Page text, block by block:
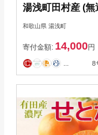
湯浅町田村産 (無
実サイズ混合・
門本舗_V7031
和歌山県 湯浅町
寄付金額: 14,000円
8